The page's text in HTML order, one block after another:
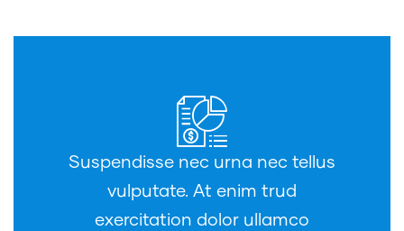
Suspendisse nec urna nec tellus
vulputate. At enim trud
exercitation dolor ullamco